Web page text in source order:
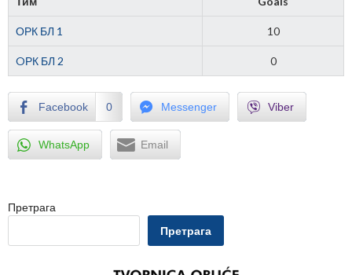
ОРК БЛ 1 10
OРК БЛ 2 0
Facebook 0 Messenger Viber
WhatsApp Email
Претрага
Претрага